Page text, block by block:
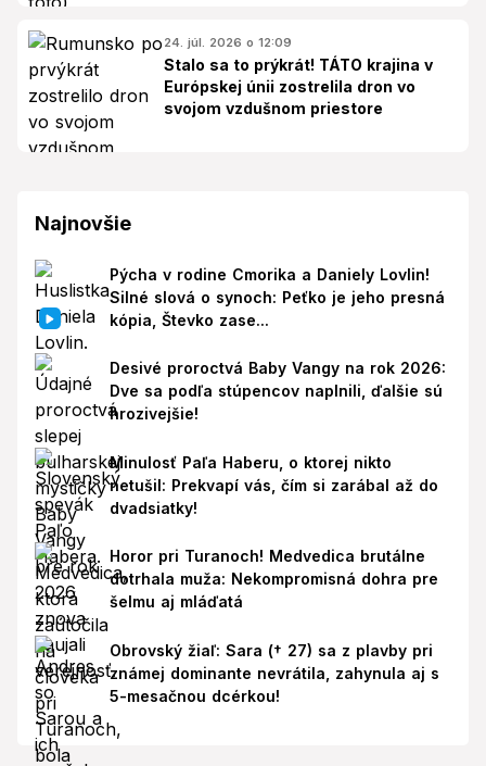
24. júl. 2026 o 12:09
Stalo sa to prýkrát! TÁTO krajina v
Európskej únii zostrelila dron vo
svojom vzdušnom priestore
Najnovšie
Pýcha v rodine Cmorika a Daniely Lovlin!
Silné slová o synoch: Peťko je jeho presná
kópia, Števko zase...
Desivé proroctvá Baby Vangy na rok 2026:
Dve sa podľa stúpencov naplnili, ďalšie sú
hrozivejšie!
Minulosť Paľa Haberu, o ktorej nikto
netušil: Prekvapí vás, čím si zarábal až do
dvadsiatky!
Horor pri Turanoch! Medvedica brutálne
dotrhala muža: Nekompromisná dohra pre
šelmu aj mláďatá
Obrovský žiaľ: Sara († 27) sa z plavby pri
známej dominante nevrátila, zahynula aj s
5-mesačnou dcérkou!